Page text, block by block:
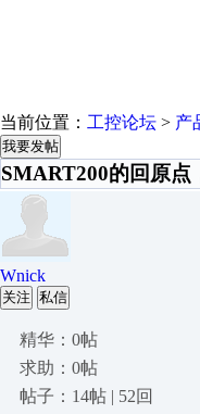
当前位置： 工控论坛 > 产
我要发帖
SMART200的回原点
Wnick
关注 私信
精华：0帖
求助：0帖
帖子：14帖 | 52回